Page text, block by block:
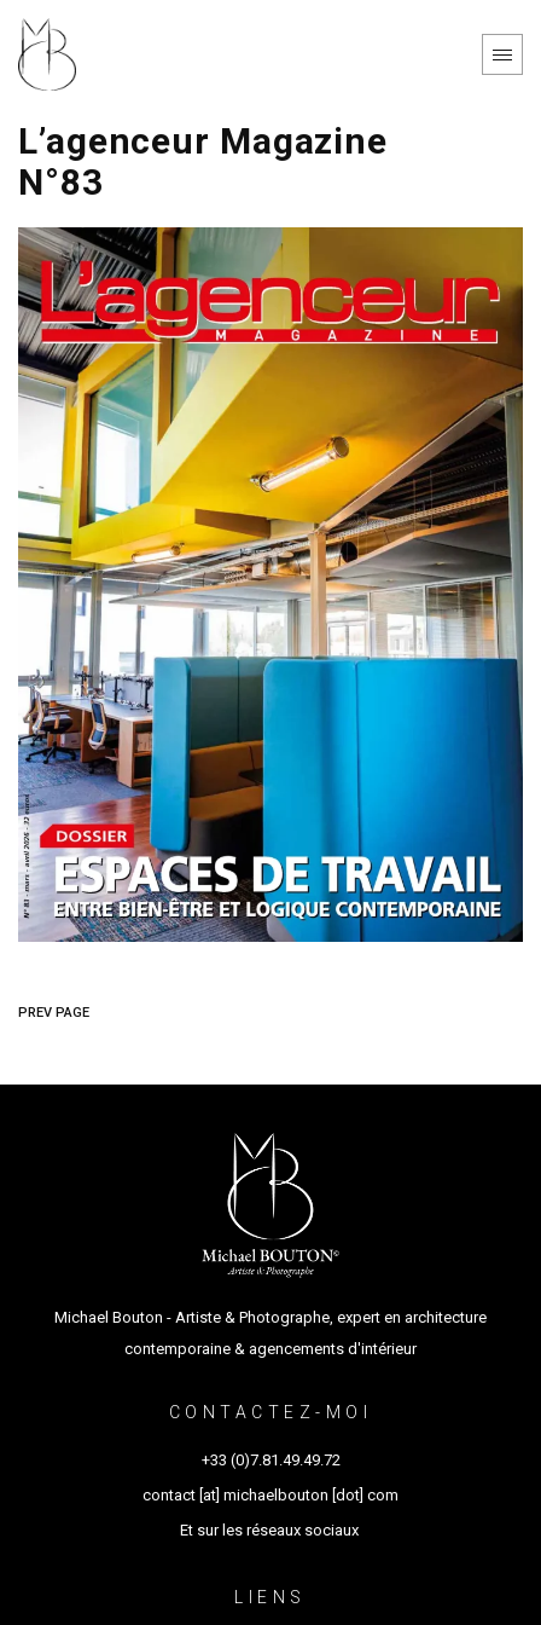
L’agenceur Magazine
N°83
PREV PAGE
Michael Bouton - Artiste & Photographe, expert en architecture
contemporaine & agencements d'intérieur
CONTACTEZ-MOI
+33 (0)7.81.49.49.72
contact [at] michaelbouton [dot] com
Et sur les réseaux sociaux
LIENS
Panneau de gestion des cookies